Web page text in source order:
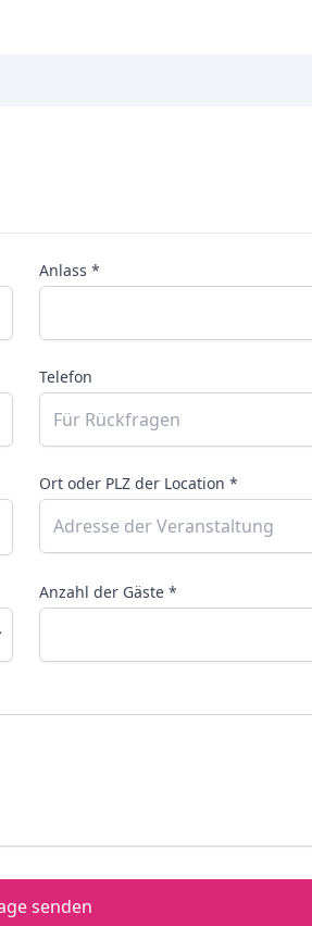
Anlass *
Telefon
Ort oder PLZ der Location *
Anzahl der Gäste *
senden